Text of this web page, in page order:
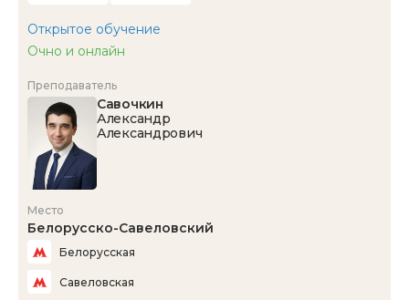
Открытое обучение
Очно и онлайн
Преподаватель
Савочкин
Александр
Александрович
Место
Белорусско-Савеловский
Белорусская
Савеловская